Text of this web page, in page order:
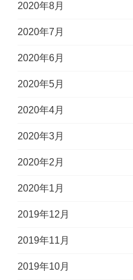
2020年8月
2020年7月
2020年6月
2020年5月
2020年4月
2020年3月
2020年2月
2020年1月
2019年12月
2019年11月
2019年10月